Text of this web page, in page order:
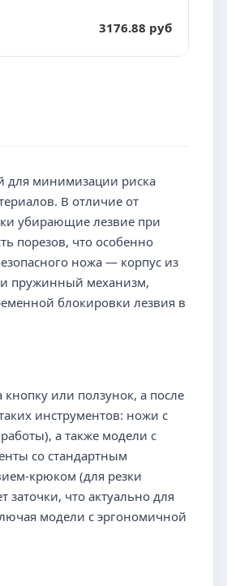
3176.88 руб
для минимизации риска
В отличие от
убирающие лезвие при
порезов, что особенно
ножа — корпус из
и пружинный механизм,
блокировки лезвия в
или ползунок, а после
инструментов: ножи с
а также модели с
со стандартным
крюком (для резки
заточки, что актуально для
модели с эргономичной